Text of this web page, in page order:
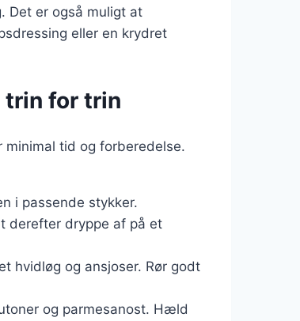
Det er også muligt at
eller en krydret
trin for trin
tid og forberedelse.
i passende stykker.
derefter dryppe af på et
hvidløg og ansjoser. Rør godt
og parmesanost. Hæld